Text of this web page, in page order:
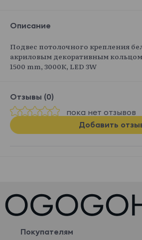
Описание
Подвес потолочного крепления
акриловым декоративным
1500 mm, 3000К, LED 3W
Отзывы (0)
пока нет отзывов
Добавить
Покупателям